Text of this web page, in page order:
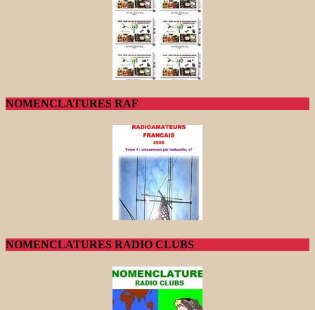
NOMENCLATURES RAF
NOMENCLATURES RADIO CLUBS